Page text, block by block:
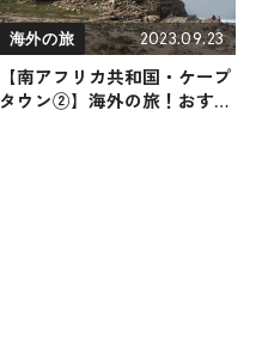
海外の旅 2023.09.23
【南アフリカ共和国・ケープ
タウン②】海外の旅！おすす